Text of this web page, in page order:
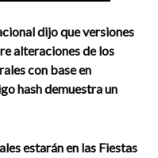
dijo que versiones
alteraciones de los
con base en
hash demuestra un
estarán en las Fiestas